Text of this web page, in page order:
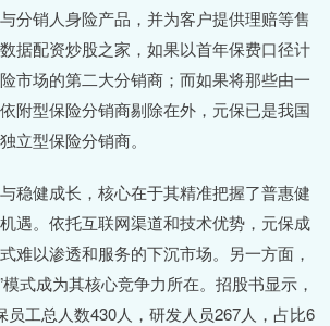
分销人身险产品，并为客户提供理赔等售
据配资炒股之家，如果以首年保费口径计
市场的第二大分销商；而如果将那些由一
附型保险分销商剔除在外，元保已是我国
立型保险分销商。
健成长，核心在于其精准把握了普惠健
遇。依托互联网渠道和技术优势，元保成
难以渗透和服务的下沉市场。另一方面，
式成为其核心竞争力所在。招股书显示，
员工总人数430人，研发人员267人，占比6